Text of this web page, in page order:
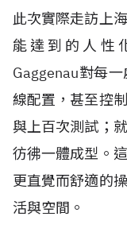
此次實際走訪上
能達到的人性
Gaggenau對每
線配置，甚至控
與上百次測試；
彷彿一體成型。
更直覺而舒適的
活與空間。